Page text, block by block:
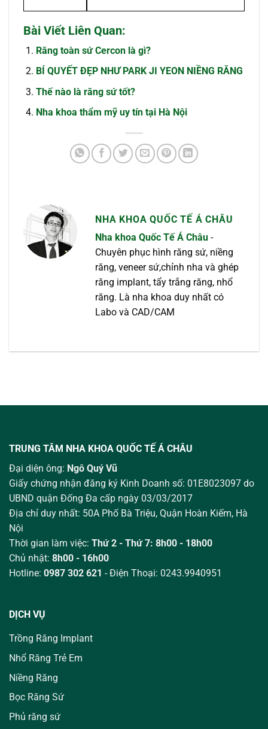
Bài Viết Liên Quan:
Răng toàn sứ Cercon là gì?
BÍ QUYẾT ĐẸP NHƯ PARK JI YEON NIỀNG RĂNG
Thế nào là răng sứ tốt?
Nha khoa thẩm mỹ uy tín tại Hà Nội
NHA KHOA QUỐC TẾ Á CHÂU
Nha khoa Quốc Tế Á Châu -
Chuyên phục hình răng sứ, niềng
răng, veneer sứ,chỉnh nha và ghép
răng implant, tẩy trắng răng, nhổ
răng. Là nha khoa duy nhất có
Labo và CAD/CAM
TRUNG TÂM NHA KHOA QUỐC TẾ Á CHÂU
Đại diện ông: Ngô Quý Vũ
Giấy chứng nhận đăng ký Kinh Doanh số: 01E8023097 do
UBND quận Đống Đa cấp ngày 03/03/2017
Địa chỉ duy nhất: 50A Phố Bà Triệu, Quận Hoàn Kiếm, Hà
Nội
Thời gian làm việc: Thứ 2 - Thứ 7: 8h00 - 18h00
Chủ nhật: 8h00 - 16h00
Hotline: 0987 302 621 - Điện Thoại: 0243.9940951
DỊCH VỤ
Trồng Răng Implant
Nhổ Răng Trẻ Em
Niềng Răng
Bọc Răng Sứ
Phủ răng sứ